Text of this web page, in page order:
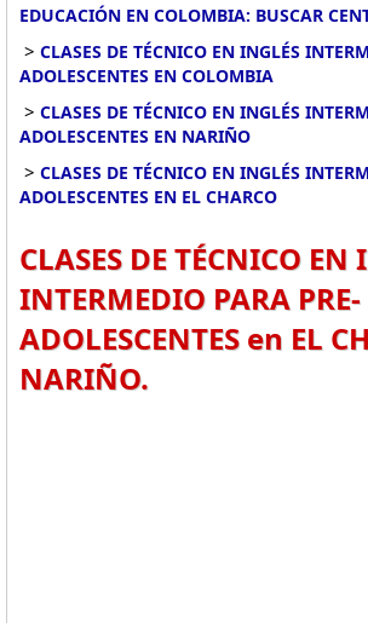
EDUCACIÓN EN COLOMBIA: BUSCAR
> CLASES DE TÉCNICO EN INGLÉS
ADOLESCENTES EN COLOMBIA
> CLASES DE TÉCNICO EN INGLÉS
ADOLESCENTES EN NARIÑO
> CLASES DE TÉCNICO EN INGLÉS
ADOLESCENTES EN EL CHARCO
CLASES DE TÉCNICO EN
INTERMEDIO PARA PRE-
ADOLESCENTES en EL
NARIÑO.